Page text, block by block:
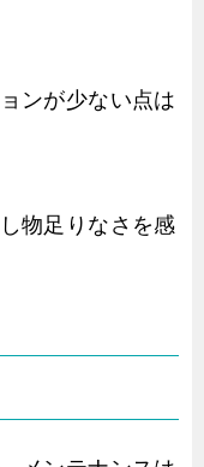
ンが少ない点は
物足りなさを感